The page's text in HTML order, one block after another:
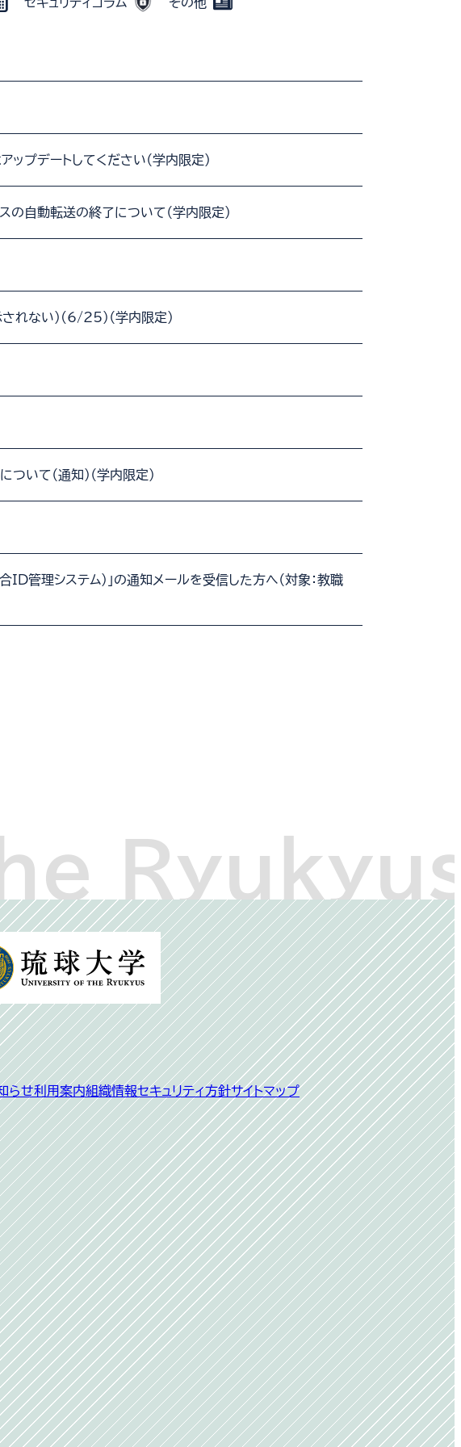
セキュリティコラム その他
プデートしてください（学内限定）
の自動転送の終了について（学内限定）
れない）(6/25)（学内限定）
いて（通知）（学内限定）
ID管理システム）」の通知メールを受信した方へ（対象：教職
ン
ド
ウ
で
開
く
らせ利用案内組織情報セキュリティ方針サイトマップ